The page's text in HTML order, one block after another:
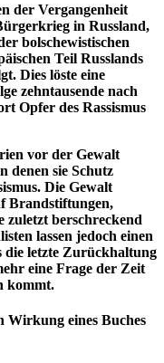
der Vergangenheit
in Russland,
bolschewistischen
Teil Russlands
Dies löste eine
zehntausende nach
Opfer des Rassismus
vor der Gewalt
denen sie Schutz
Die Gewalt
Brandstiftungen,
zuletzt berschreckend
lassen jedoch einen
die letzte Zurückhaltung
eine Frage der Zeit
kommt.
Wirkung eines Buches